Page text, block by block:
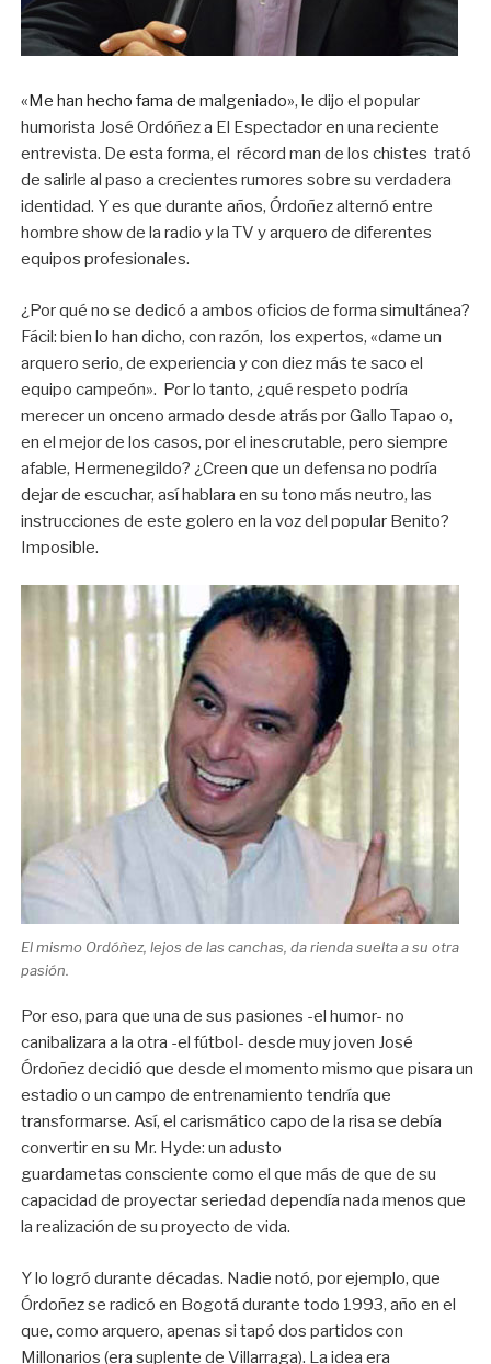
«Me han hecho fama de malgeniado», le dijo el popular
humorista José Ordóñez a El Espectador en una reciente
entrevista. De esta forma, el récord man de los chistes trató
de salirle al paso a crecientes rumores sobre su verdadera
identidad. Y es que durante años, Órdoñez alternó entre
hombre show de la radio y la TV y arquero de diferentes
equipos profesionales.
¿Por qué no se dedicó a ambos oficios de forma simultánea?
Fácil: bien lo han dicho, con razón, los expertos, «dame un
arquero serio, de experiencia y con diez más te saco el
equipo campeón». Por lo tanto, ¿qué respeto podría
merecer un onceno armado desde atrás por Gallo Tapao o,
en el mejor de los casos, por el inescrutable, pero siempre
afable, Hermenegildo? ¿Creen que un defensa no podría
dejar de escuchar, así hablara en su tono más neutro, las
instrucciones de este golero en la voz del popular Benito?
Imposible.
El mismo Ordóñez, lejos de las canchas, da rienda suelta a su otra
pasión.
Por eso, para que una de sus pasiones -el humor- no
canibalizara a la otra -el fútbol- desde muy joven José
Órdoñez decidió que desde el momento mismo que pisara un
estadio o un campo de entrenamiento tendría que
transformarse. Así, el carismático capo de la risa se debía
convertir en su Mr. Hyde: un adusto
guardametas consciente como el que más de que de su
capacidad de proyectar seriedad dependía nada menos que
la realización de su proyecto de vida.
Y lo logró durante décadas. Nadie notó, por ejemplo, que
Órdoñez se radicó en Bogotá durante todo 1993, año en el
que, como arquero, apenas si tapó dos partidos con
Millonarios (era suplente de Villarraga). La idea era